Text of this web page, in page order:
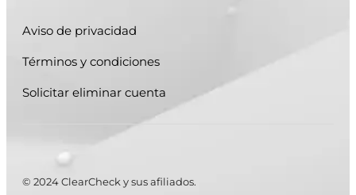
Aviso de privacidad
Términos y condiciones
Solicitar eliminar cuenta
© 2024 ClearCheck y sus afiliados.